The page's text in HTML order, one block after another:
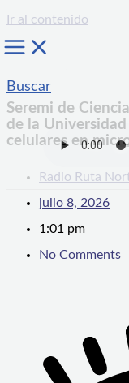
Ir al contenido
Buscar
Seremi de
de la
celulares en
Radio Ruta
julio 8, 2026
1:01 pm
No Comments